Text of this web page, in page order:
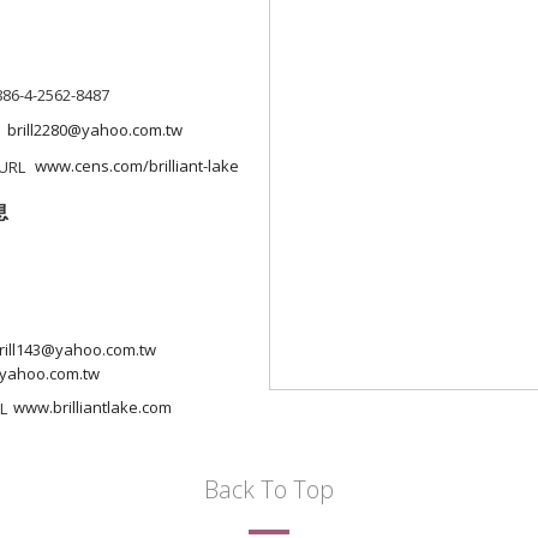
4-2562-8487
brill2280@yahoo.com.tw
www.cens.com/brilliant-lake
www.brilliantlake.com
Back To Top